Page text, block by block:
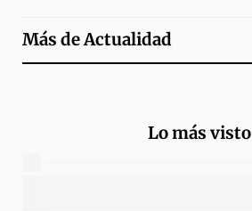
Más deActualidad
Lo más visto